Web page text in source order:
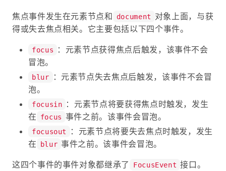
焦点事件发生在元素节点和 document
对象上面，与获
得或失去焦点相关。它主要包括以下四个事件。
focus
：元素节点获得焦点后触发，该事件不会
冒泡。
blur
：元素节点失去焦点后触发，该事件不会冒
泡。
focusin
：元素节点将要获得焦点时触发，发生
在
focus 事件之前。该事件会冒泡。
focusout
：元素节点将要失去焦点时触发，发生
在
blur 事件之前。该事件会冒泡。
这四个事件的事件对象都继承了 FocusEvent 接口。